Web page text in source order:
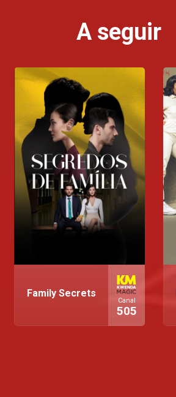
A seguir
Family Secrets
Canal
505